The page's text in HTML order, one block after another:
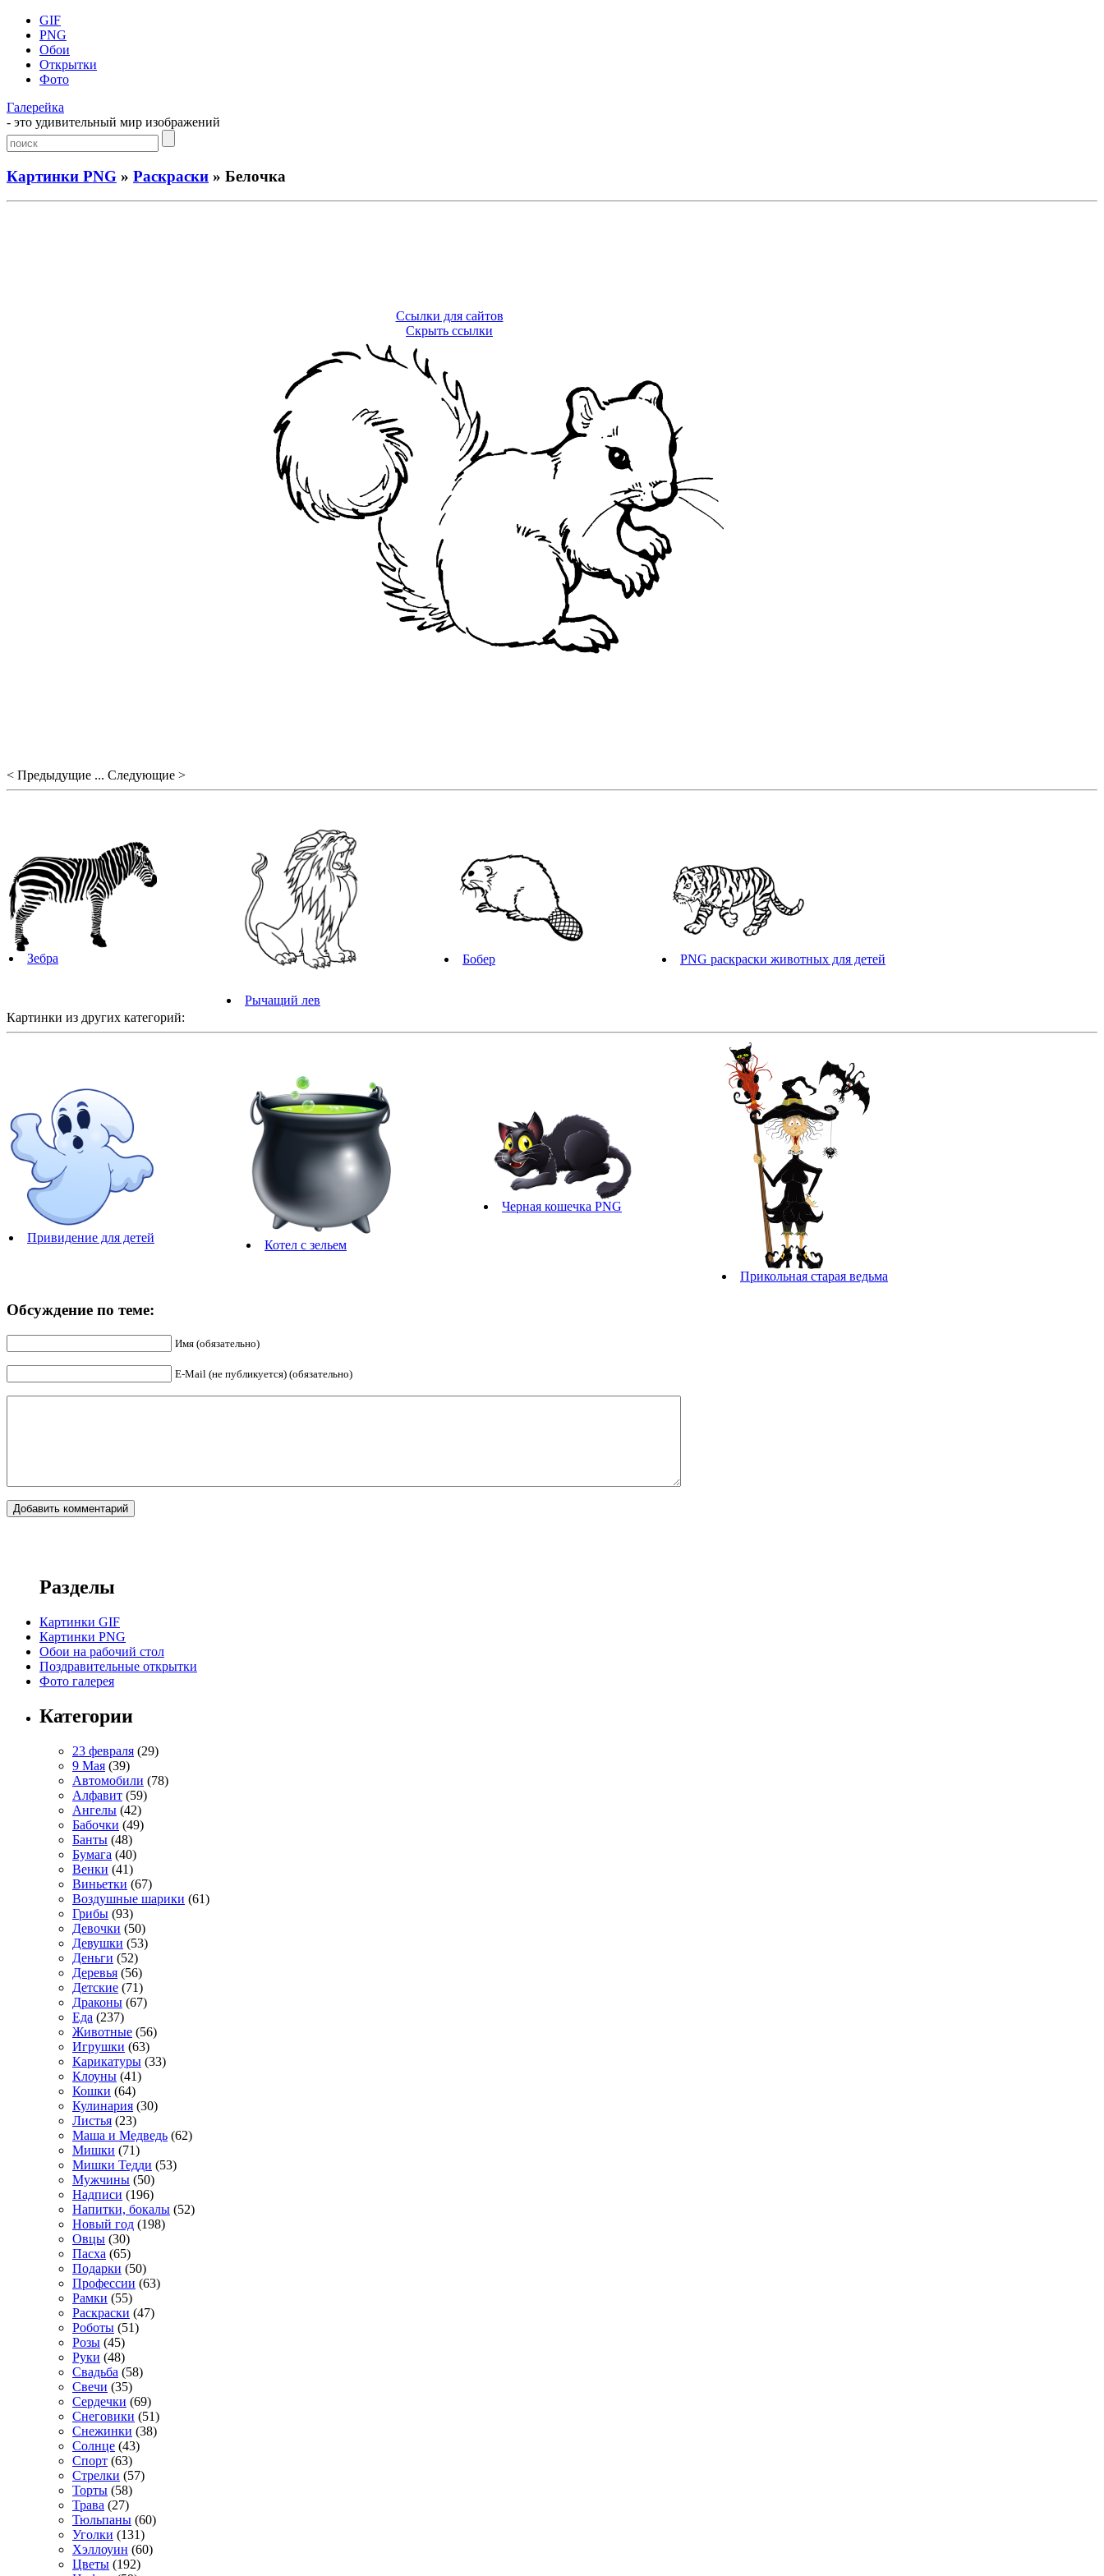
GIF
PNG
Обои
Открытки
Фото
Галерейка
- это удивительный мир изображений
Картинки PNG » Раскраски » Белочка
Ссылки для сайтов
Скрыть ссылки
< Предыдущие ... Следующие >
Зебра
Рычащий лев
Бобер PNG раскраски животных для детей
Картинки из других категорий:
Привидение для детей
Котел с зельем
Черная кошечка PNG
Прикольная старая ведьма
Обсуждение по теме:
Имя (обязательно)
E-Mail (не публикуется) (обязательно)
Разделы
Картинки GIF
Картинки PNG
Обои на рабочий стол
Поздравительные открытки
Фото галерея
Категории
23 февраля (29)
9 Мая (39)
Автомобили (78)
Алфавит (59)
Ангелы (42)
Бабочки (49)
Банты (48)
Бумага (40)
Венки (41)
Виньетки (67)
Воздушные шарики (61)
Грибы (93)
Девочки (50)
Девушки (53)
Деньги (52)
Деревья (56)
Детские (71)
Драконы (67)
Еда (237)
Животные (56)
Игрушки (63)
Карикатуры (33)
Клоуны (41)
Кошки (64)
Кулинария (30)
Листья (23)
Маша и Медведь (62)
Мишки (71)
Мишки Тедди (53)
Мужчины (50)
Надписи (196)
Напитки, бокалы (52)
Новый год (198)
Овцы (30)
Пасха (65)
Подарки (50)
Профессии (63)
Рамки (55)
Раскраски (47)
Роботы (51)
Розы (45)
Руки (48)
Свадьба (58)
Свечи (35)
Сердечки (69)
Снеговики (51)
Снежинки (38)
Солнце (43)
Спорт (63)
Стрелки (57)
Торты (58)
Трава (27)
Тюльпаны (60)
Уголки (131)
Хэллоуин (60)
Цветы (192)